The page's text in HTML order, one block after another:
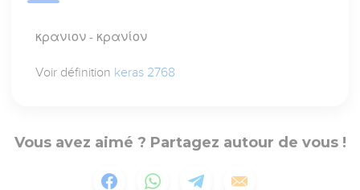
κρανιον - κρανίον
Voir définition keras 2768
Vous avez aimé ? Partagez autour de vous !